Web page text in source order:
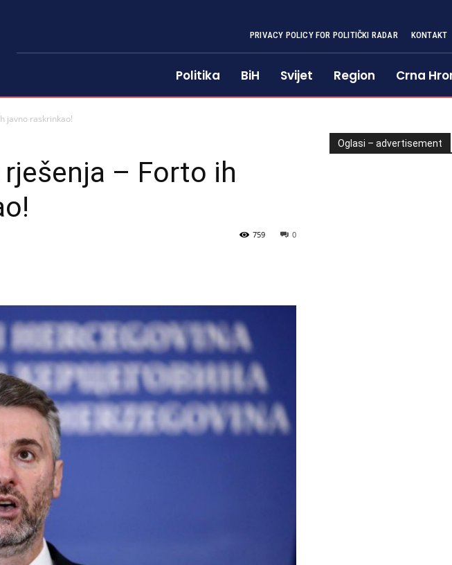
PRIVACY POLICY FOR POLITIČKI RADAR KONTAKT
Politika BiH Svijet Region Crna
javno raskrinkao!
– Forto ih
0
759
Oglasi – advertisement